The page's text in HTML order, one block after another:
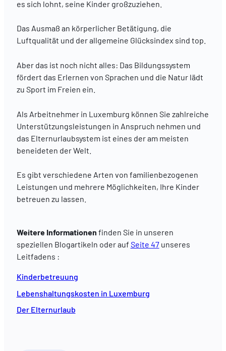
es sich lohnt, seine Kinder großzuziehen.
Das Ausmaß an körperlicher Betätigung, die
Luftqualität und der allgemeine Glücksindex sind top.
Aber das ist noch nicht alles: Das Bildungssystem
fördert das Erlernen von Sprachen und die Natur lädt
zu Sport im Freien ein.
Als Arbeitnehmer in Luxemburg können Sie zahlreiche
Unterstützungsleistungen in Anspruch nehmen und
das Elternurlaubsystem ist eines der am meisten
beneideten der Welt.
Es gibt verschiedene Arten von familienbezogenen
Leistungen und mehrere Möglichkeiten, Ihre Kinder
betreuen zu lassen.
Weitere Informationen finden Sie in unseren
speziellen Blogartikeln oder auf Seite 47unseres
Leitfadens :
Kinderbetreuung
Lebenshaltungskosten in Luxemburg
Der Elternurlaub